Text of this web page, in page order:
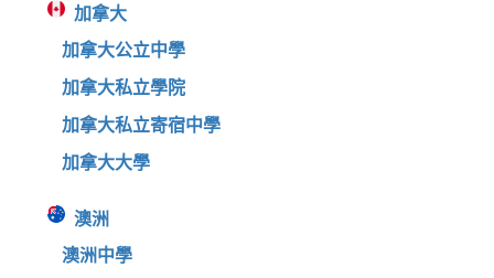
加拿大
加拿大公立中學
加拿大私立學院
加拿大私立寄宿中學
加拿大大學
澳洲
澳洲中學